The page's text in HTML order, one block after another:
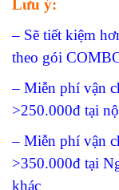
Lưu ý:
– Sẽ tiết kiệm
theo gói
– Miễn phí vận
>250.000đ tại
– Miễn phí vận
>350.000đ tại
khác